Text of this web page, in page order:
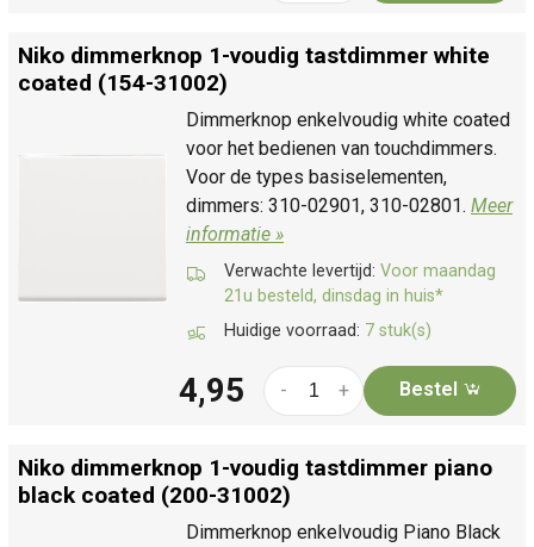
Niko dimmerknop 1-voudig tastdimmer white
coated (154-31002)
Dimmerknop enkelvoudig white coated
voor het bedienen van touchdimmers.
Voor de types basiselementen,
dimmers: 310-02901, 310-02801. Meer
informatie »
Verwachte levertijd: Voor maandag
21u besteld, dinsdag in huis*
Huidige voorraad: 7 stuk(s)
4,95 +
- Bestel
Niko dimmerknop 1-voudig tastdimmer piano
black coated (200-31002)
Dimmerknop enkelvoudig Piano Black